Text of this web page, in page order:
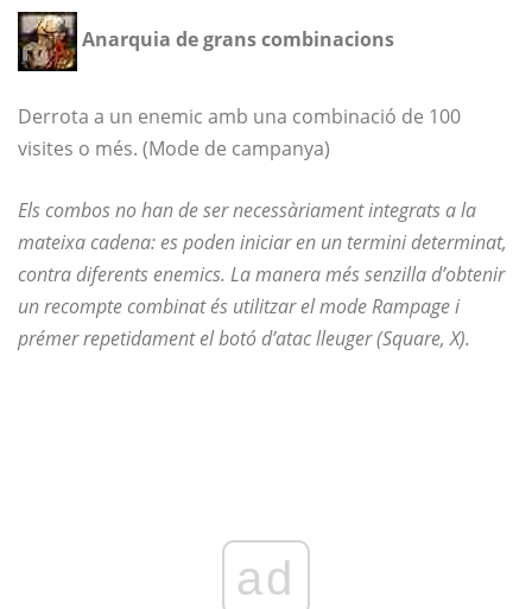
Anarquia de grans combinacions
Derrota a un enemic amb una combinació de 100
visites o més. (Mode de campanya)
Els combos no han de ser necessàriament integrats a la
mateixa cadena: es poden iniciar en un termini determinat,
contra diferents enemics. La manera més senzilla d’obtenir
un recompte combinat és utilitzar el mode Rampage i
prémer repetidament el botó d’atac lleuger (Square, X).
ad